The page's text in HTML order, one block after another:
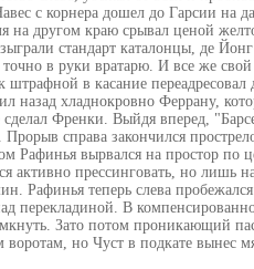
с корнера дошел до Гарсии на
другом краю срывал ценой
стандарт каталонцы, де
в руки вратарю. И все же
штрафной в касание
назад хладнокровно Феррану,
Френки. Выйдя вперед,
Прорыв справа закончился
Рафинья вырвался на простор по
активно прессинговать, но лишь
Рафинья теперь слева
перекладиной. В
Зато потом проникающий
воротам, но Чуст в подкате вынес